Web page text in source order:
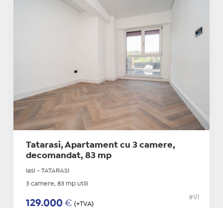
Tatarasi, Apartament cu 3 camere,
decomandat, 83 mp
Iasi - TATARASI
3 camere, 83 mp utili
129.000 € (+TVA)
#91